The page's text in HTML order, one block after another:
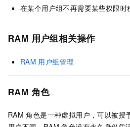
在某个用户组不再需要某些权限时
RAM 用户组相关操作
RAM 用户组管理
RAM 角色
RAM 角色是一种虚拟用户，可以被授